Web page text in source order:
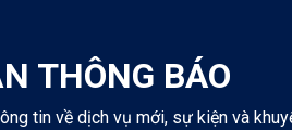
THÔNG BÁO
tin về dịch vụ mới, sự kiện và